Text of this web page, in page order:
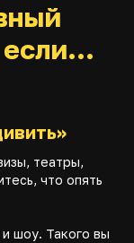
если…
театры,
что опять
шоу. Такого вы